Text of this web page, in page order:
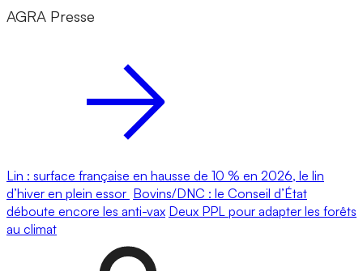
AGRA Presse
Lin : surface française en hausse de 10 % en 2026, le lin
d’hiver en plein essor Bovins/DNC : le Conseil d’État
déboute encore les anti-vax Deux PPL pour adapter les forêts
au climat